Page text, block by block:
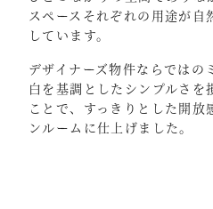
スペースそれぞれの用途が自
しています。
デザイナーズ物件ならではの
白を基調としたシンプルさを
ことで、すっきりとした開
ンルームに仕上げました。